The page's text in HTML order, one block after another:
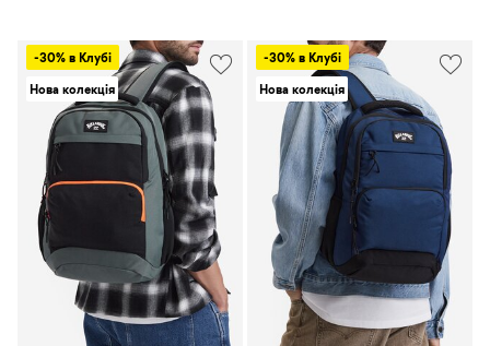
-30% в Клубі
Нова колекція
-30% в Клубі
Нова колекція